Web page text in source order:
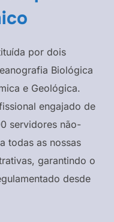
por dois
Biológica
e Geológica.
engajado de
servidores não-
todas as nossas
garantindo o
desde